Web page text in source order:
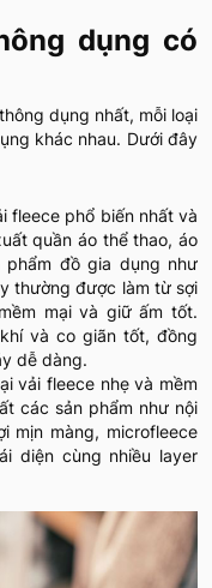
dụng có
dụng nhất, mỗi loại
khác nhau. Dưới đây
fleece phổ biến nhất và
quần áo thể thao, áo
phẩm đồ gia dụng như
thường được làm từ sợi
mại và giữ ấm tốt.
và co giãn tốt, đồng
dễ dàng.
vải fleece nhẹ và mềm
các sản phẩm như nội
mịn màng, microfleece
diện cùng nhiều layer